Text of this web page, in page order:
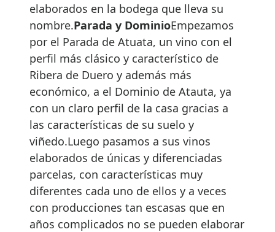
elaborados en la bodega que lleva su
nombre.Parada y DominioEmpezamos
por el Parada de Atuata, un vino con el
perfil más clásico y característico de
Ribera de Duero y además más
económico, a el Dominio de Atauta, ya
con un claro perfil de la casa gracias a
las características de su suelo y
viñedo.Luego pasamos a sus vinos
elaborados de únicas y diferenciadas
parcelas, con características muy
diferentes cada uno de ellos y a veces
con producciones tan escasas que en
años complicados no se pueden elaborar